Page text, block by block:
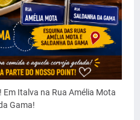
Italva na Rua Amélia Mota
Gama!